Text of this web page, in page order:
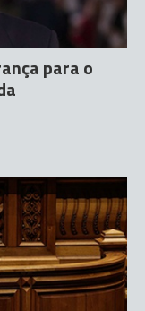
para o